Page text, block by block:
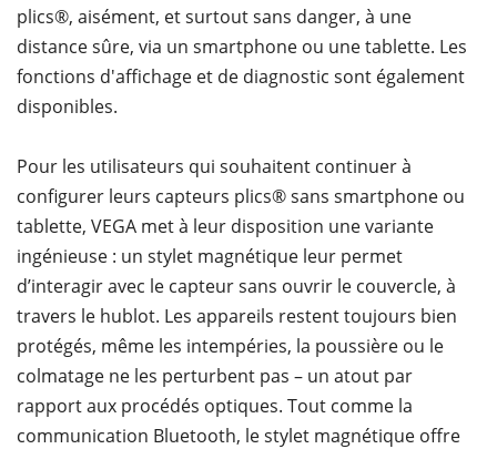
plics®, aisément, et surtout sans danger, à une
distance sûre, via un smartphone ou une tablette. Les
fonctions d'affichage et de diagnostic sont également
disponibles.
Pour les utilisateurs qui souhaitent continuer à
configurer leurs capteurs plics® sans smartphone ou
tablette, VEGA met à leur disposition une variante
ingénieuse : un stylet magnétique leur permet
d’interagir avec le capteur sans ouvrir le couvercle, à
travers le hublot. Les appareils restent toujours bien
protégés, même les intempéries, la poussière ou le
colmatage ne les perturbent pas – un atout par
rapport aux procédés optiques. Tout comme la
communication Bluetooth, le stylet magnétique offre